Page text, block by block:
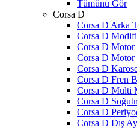
Tümünü Gör
Corsa D
Corsa D Arka
Corsa D
Corsa D Motor
Corsa D Motor
Corsa D
Corsa D Fren
Corsa D Multi
Corsa D
Corsa D
Corsa D Dış